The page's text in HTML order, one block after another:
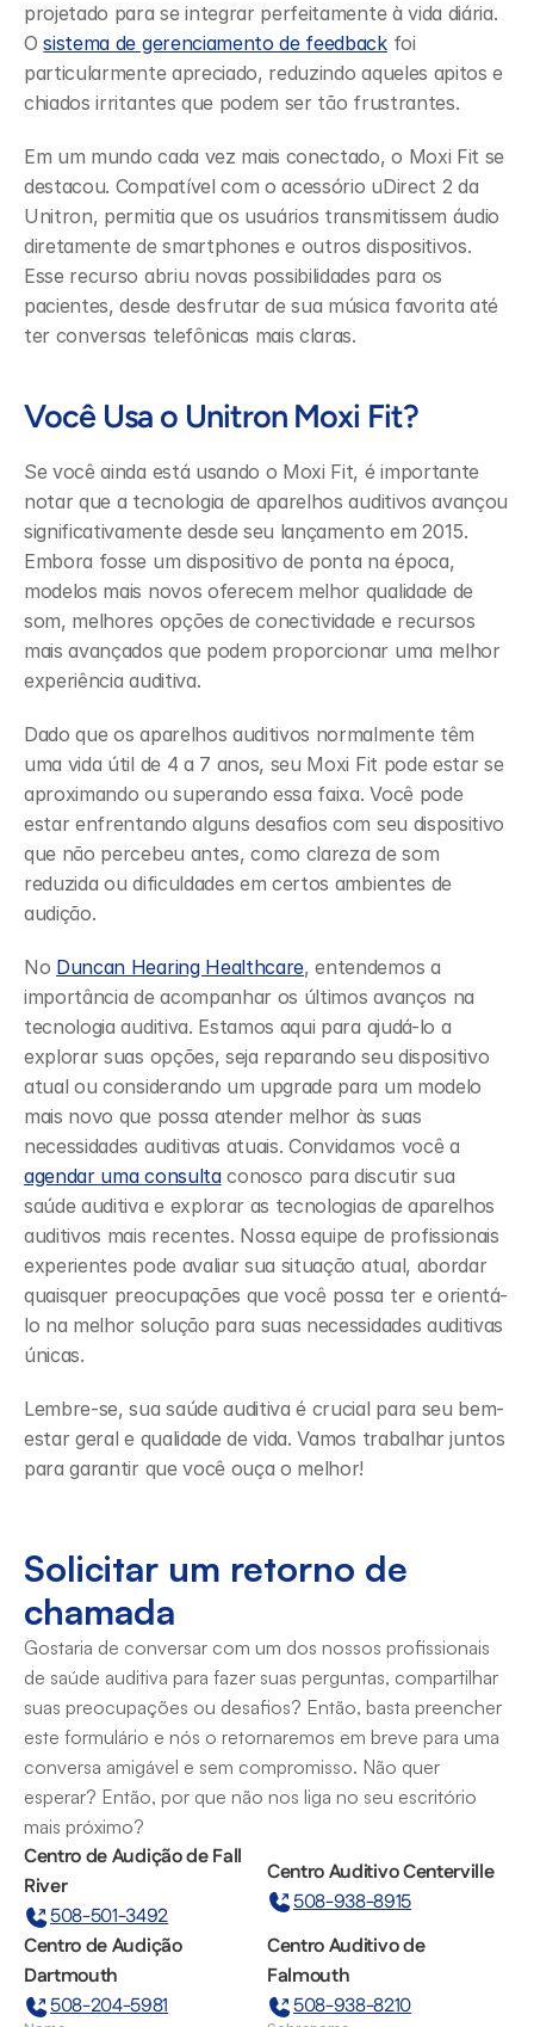
projetado para se integrar perfeitamente à vida diária.
O sistema de gerenciamento de feedback foi
particularmente apreciado, reduzindo aqueles apitos e
chiados irritantes que podem ser tão frustrantes.
Em um mundo cada vez mais conectado, o Moxi Fit se
destacou. Compatível com o acessório uDirect 2 da
Unitron, permitia que os usuários transmitissem áudio
diretamente de smartphones e outros dispositivos.
Esse recurso abriu novas possibilidades para os
pacientes, desde desfrutar de sua música favorita até
ter conversas telefônicas mais claras.
Você Usa o Unitron Moxi Fit?
Se você ainda está usando o Moxi Fit, é importante
notar que a tecnologia de aparelhos auditivos avançou
significativamente desde seu lançamento em 2015.
Embora fosse um dispositivo de ponta na época,
modelos mais novos oferecem melhor qualidade de
som, melhores opções de conectividade e recursos
mais avançados que podem proporcionar uma melhor
experiência auditiva.
Dado que os aparelhos auditivos normalmente têm
uma vida útil de 4 a 7 anos, seu Moxi Fit pode estar se
aproximando ou superando essa faixa. Você pode
estar enfrentando alguns desafios com seu dispositivo
que não percebeu antes, como clareza de som
reduzida ou dificuldades em certos ambientes de
audição.
No Duncan Hearing Healthcare, entendemos a
importância de acompanhar os últimos avanços na
tecnologia auditiva. Estamos aqui para ajudá-lo a
explorar suas opções, seja reparando seu dispositivo
atual ou considerando um upgrade para um modelo
mais novo que possa atender melhor às suas
agendar uma consulta conosco para discutir sua
saúde auditiva e explorar as tecnologias de aparelhos
auditivos mais recentes. Nossa equipe de profissionais
experientes pode avaliar sua situação atual, abordar
quaisquer preocupações que você possa ter e orientá-
lo na melhor solução para suas necessidades auditivas
únicas.
Lembre-se, sua saúde auditiva é crucial para seu bem-
estar geral e qualidade de vida. Vamos trabalhar juntos
para garantir que você ouça o melhor!
Solicitar um retorno de
chamada
Gostaria de conversar com um dos nossos profissionais
de saúde auditiva para fazer suas perguntas, compartilhar
suas preocupações ou desafios? Então, basta preencher
este formulário e nós o retornaremos em breve para uma
conversa amigável e sem compromisso. Não quer
esperar? Então, por que não nos liga no seu escritório
mais próximo?
Centro de Audição de Fall
River
508-501-3492
Centro Auditivo Centerville
508-938-8915
Centro de Audição
Dartmouth
508-204-5981
Centro Auditivo de
Falmouth
508-938-8210